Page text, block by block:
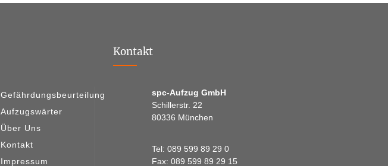
Gefährdungsbeurteilung
Aufzugswärter
Über Uns
Kontakt
Impressum
Kontakt
spc-Aufzug GmbH
Schillerstr. 22
80336 München
Tel: 089 599 89 29 0
Fax: 089 599 89 29 15